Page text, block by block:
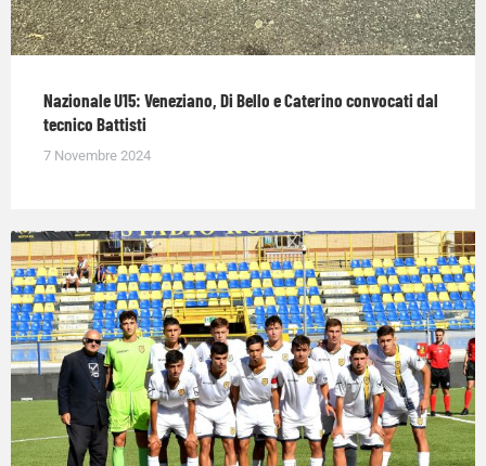
Nazionale U15: Veneziano, Di Bello e Caterino convocati dal
tecnico Battisti
7 Novembre 2024